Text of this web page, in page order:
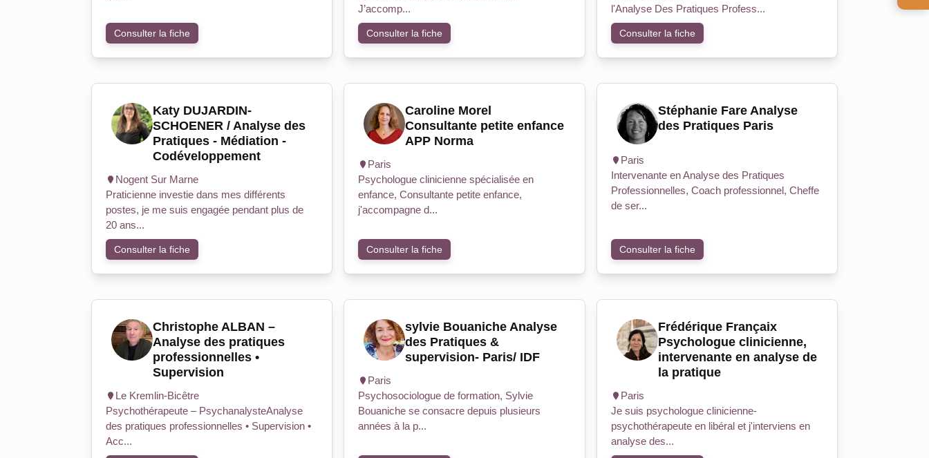
Consulter la fiche
J’accomp...
Consulter la fiche
l'Analyse Des Pratiques Profess...
Consulter la fiche
Katy DUJARDIN-
SCHOENER / Analyse des
Pratiques - Médiation -
Codéveloppement
Nogent Sur Marne
Praticienne investie dans mes différents
postes, je me suis engagée pendant plus de
20 ans...
Consulter la fiche
Caroline Morel
Consultante petite enfance
APP Norma
Paris
Psychologue clinicienne spécialisée en
enfance, Consultante petite enfance,
j'accompagne d...
Consulter la fiche
Stéphanie Fare Analyse
des Pratiques Paris
Paris
Intervenante en Analyse des Pratiques
Professionnelles, Coach professionnel, Cheffe
de ser...
Consulter la fiche
Christophe ALBAN –
Analyse des pratiques
professionnelles •
Supervision
Le Kremlin-Bicêtre
Psychothérapeute – PsychanalysteAnalyse
des pratiques professionnelles • Supervision •
Acc...
sylvie Bouaniche Analyse
des Pratiques &
supervision- Paris/ IDF
Paris
Psychosociologue de formation, Sylvie
Bouaniche se consacre depuis plusieurs
années à la p...
Frédérique Françaix
Psychologue clinicienne,
intervenante en analyse de
la pratique
Paris
Je suis psychologue clinicienne-
psychothérapeute en libéral et j'interviens en
analyse des...